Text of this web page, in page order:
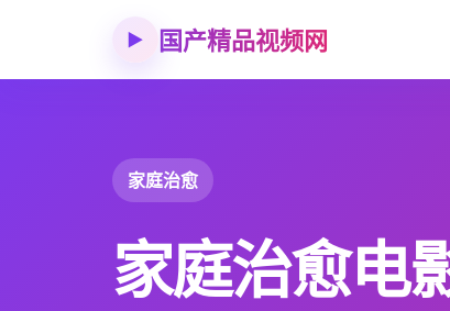
▶ 国产精品视频网
家庭治愈
家庭治愈电